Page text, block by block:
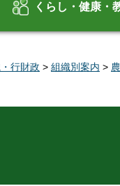
くらし・健康・
行財政 > 組織別案内 >